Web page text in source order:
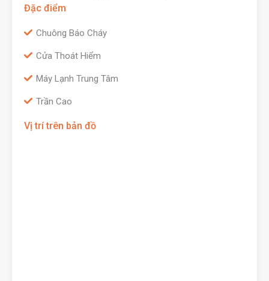
Đặc điểm
Chuông Báo Cháy
Cửa Thoát Hiểm
Máy Lạnh Trung Tâm
Trần Cao
Vị trí trên bản đồ